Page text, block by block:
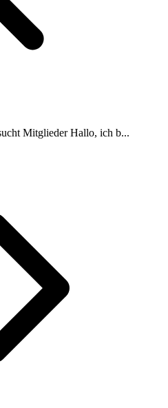
Mitglieder Hallo, ich b...